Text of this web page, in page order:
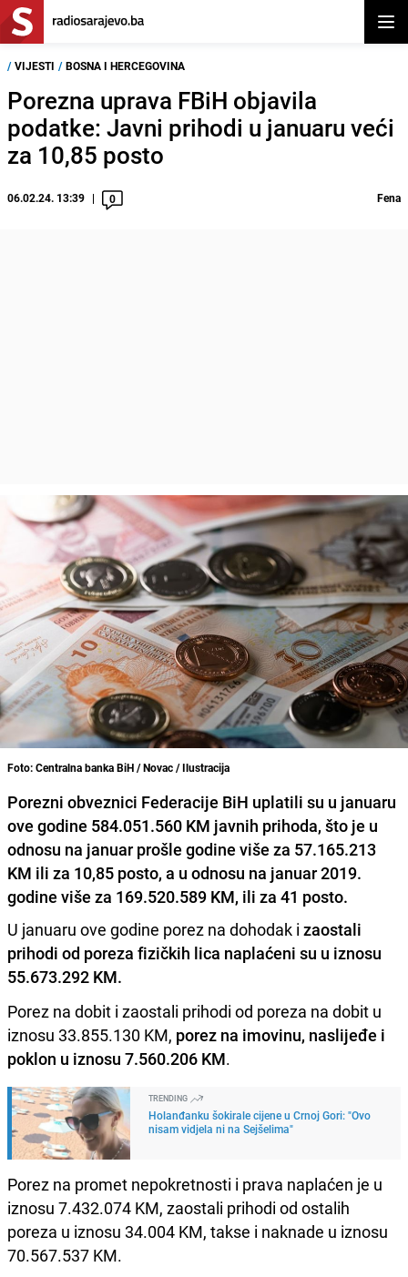
/ VIJESTI / BOSNA I HERCEGOVINA
Porezna uprava FBiH objavila
podatke: Javni prihodi u januaru veći
za 10,85 posto
06.02.24. 13:39 0 Fena
Foto: Centralna banka BiH / Novac / Ilustracija
Porezni obveznici Federacije BiH uplatili su u januaru
ove godine 584.051.560 KM javnih prihoda, što je u
odnosu na januar prošle godine više za 57.165.213
KM ili za 10,85 posto, a u odnosu na januar 2019.
godine više za 169.520.589 KM, ili za 41 posto.
U januaru ove godine porez na dohodak i zaostali
prihodi od poreza fizičkih lica naplaćeni su u iznosu
55.673.292 KM.
Porez na dobit i zaostali prihodi od poreza na dobit u
iznosu 33.855.130 KM, porez na imovinu, naslijeđe i
poklon u iznosu 7.560.206 KM.
TRENDING
Holanđanku šokirale cijene u Crnoj Gori: "Ovo
nisam vidjela ni na Sejšelima"
Porez na promet nepokretnosti i prava naplaćen je u
iznosu 7.432.074 KM, zaostali prihodi od ostalih
poreza u iznosu 34.004 KM, takse i naknade u iznosu
70.567.537 KM.